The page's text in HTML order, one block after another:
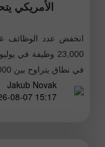
الأمريكي
انخفض عدد الوظائف
23,000 وظيفة في
في نطاق يتراوح بين 83,000 و97,500، وذلك وفقًا لبيانات Bureau
Jakub Novak
15:17 2026-08-07 UTC+2